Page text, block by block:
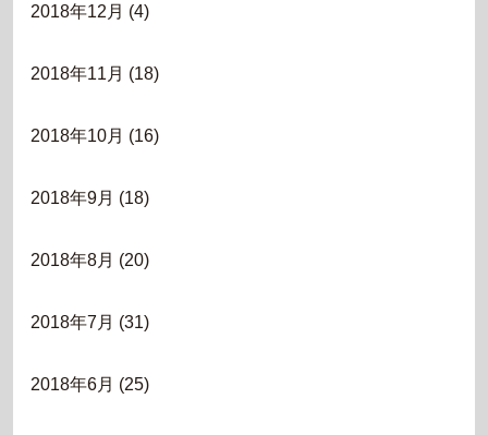
2018年12月 (4)
2018年11月 (18)
2018年10月 (16)
2018年9月 (18)
2018年8月 (20)
2018年7月 (31)
2018年6月 (25)